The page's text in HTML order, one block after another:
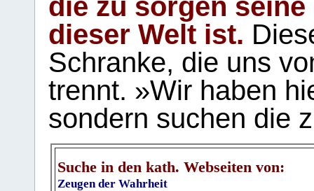
die zu sorgen
dieser Welt ist.
Schranke, die uns
trennt. »Wir haben
sondern suchen die
Suche in den kath. Webseiten von:
Zeugen der Wahrheit